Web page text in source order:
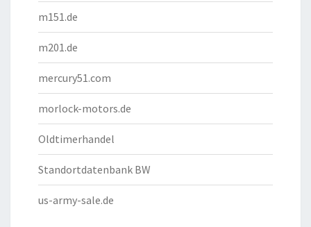
m151.de
m201.de
mercury51.com
morlock-motors.de
Oldtimerhandel
Standortdatenbank BW
us-army-sale.de